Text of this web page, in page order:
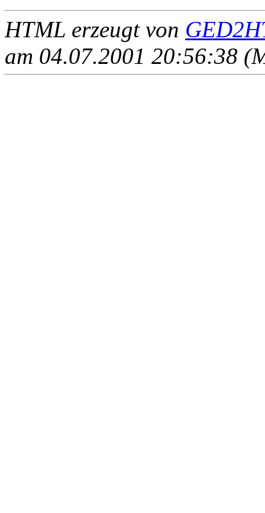
HTML erzeugt von
am 04.07.2001 20:56:38